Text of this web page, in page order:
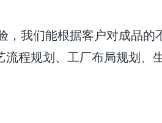
，我们能根据客户对成品
程规划、工厂布局规划